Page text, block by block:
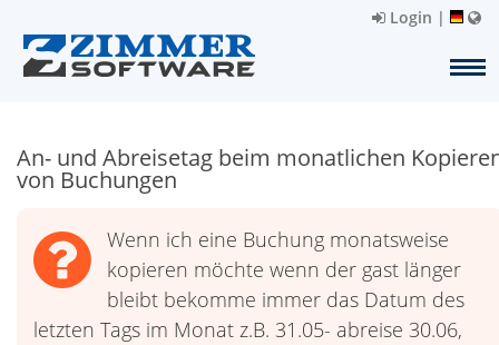
Login |
An- und Abreisetag beim monatlichen
von Buchungen
Wenn ich eine Buchung monatsweise
kopieren möchte wenn der gast länger
bleibt bekomme immer das Datum des
letzten Tags im Monat z.B. 31.05- abreise 30.06,